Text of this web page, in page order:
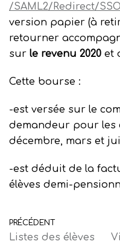
/SAML2/Redirect/
version papier (à
retourner
sur le revenu 2020 et
Cette bourse :
-est versée sur le
demandeur pour les
décembre, mars et
-est déduit de la
élèves demi-
PRÉCÉDENT
Listes des élèves